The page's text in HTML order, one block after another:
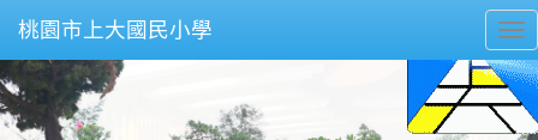
桃園市上大國民小學